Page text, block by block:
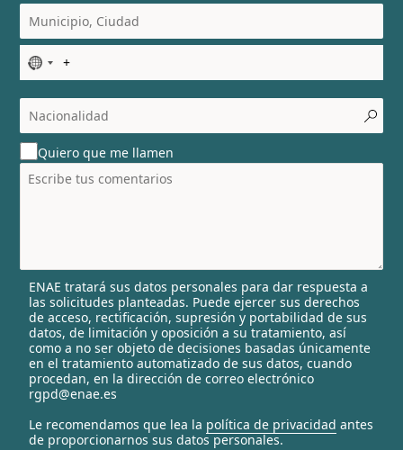
N
o
c
o
u
n
t
l
e
c
t
e
d
Quiero que me llamen
ENAE tratará sus datos personales para dar respuesta a
las solicitudes planteadas. Puede ejercer sus derechos
de acceso, rectificación, supresión y portabilidad de sus
datos, de limitación y oposición a su tratamiento, así
como a no ser objeto de decisiones basadas únicamente
en el tratamiento automatizado de sus datos, cuando
procedan, en la dirección de correo electrónico
rgpd@enae.es
Le recomendamos que lea la política de privacidad antes
de proporcionarnos sus datos personales.